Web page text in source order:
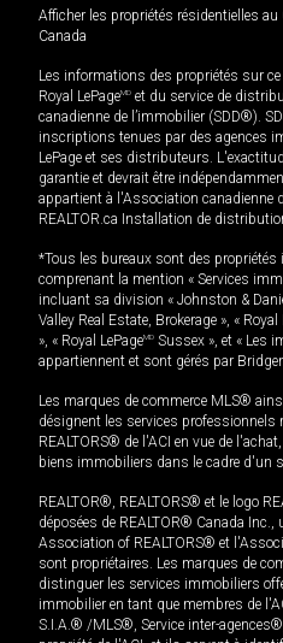
Afficher les propriétés résidentielles au
Canada
Les informations des propriétés sur
Royal LePageMD et du service de
canadienne de l’immobilier (SDD®).
inscriptions tenues par des agences
LePage et ses distributeurs.
garantie et devrait être
appartient à l'Association canadienne
REALTOR.ca Installation de
*Tous les bureaux sont des propriétés
comprenant la mention « Services
incluant sa division « Johnston &
Valley Real Estate, Brokerage », « Royal
», « Royal LePageMD Sussex », et « Les
appartiennent et sont gérés par
Les marques de commerce MLS®
désignent les services professionnels
REALTORS® de l'ACI en vue de
biens immobiliers dans le cadre d'un
REALTOR®, REALTORS® et le logo
déposées de REALTOR® Canada
Association of REALTORS® et
sont propriétaires. Les marques de
distinguer les services immobiliers
immobilier en tant que membres de
S.I.A.® /MLS®, Service inter-